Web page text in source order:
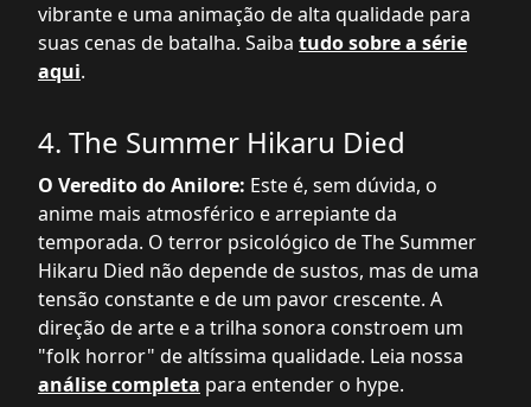
vibrante e uma animação de alta qualidade para
suas cenas de batalha. Saiba tudo sobre a série
aqui.
4. The Summer Hikaru Died
O Veredito do Anilore: Este é, sem dúvida, o
anime mais atmosférico e arrepiante da
temporada. O terror psicológico de The Summer
Hikaru Died não depende de sustos, mas de uma
tensão constante e de um pavor crescente. A
direção de arte e a trilha sonora constroem um
"folk horror" de altíssima qualidade. Leia nossa
análise completa para entender o hype.